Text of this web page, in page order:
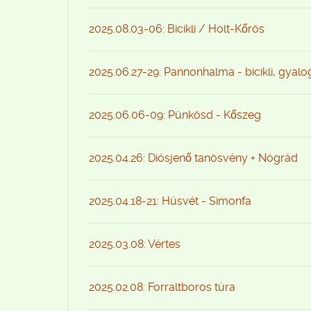
2025.08.03-06: Bicikli / Holt-Kőrös
2025.06.27-29: Pannonhalma - bicikli,
2025.06.06-09: Pünkösd - Kőszeg
2025.04.26: Diósjenő tanösvény + Nógrád
2025.04.18-21: Húsvét - Simonfa
2025.03.08: Vértes
2025.02.08: Forraltboros túra